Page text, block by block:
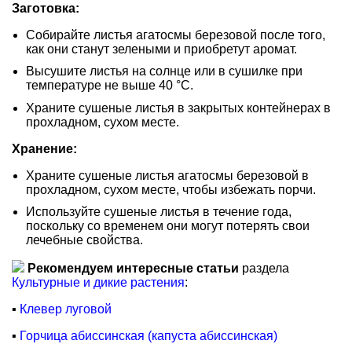
Заготовка:
Собирайте листья агатосмы березовой после того,
как они станут зелеными и приобретут аромат.
Высушите листья на солнце или в сушилке при
температуре не выше 40 °C.
Храните сушеные листья в закрытых контейнерах в
прохладном, сухом месте.
Хранение:
Храните сушеные листья агатосмы березовой в
прохладном, сухом месте, чтобы избежать порчи.
Используйте сушеные листья в течение года,
поскольку со временем они могут потерять свои
лечебные свойства.
Рекомендуем интересные статьи раздела
Культурные и дикие растения:
▪ Клевер луговой
▪ Горчица абиссинская (капуста абиссинская)